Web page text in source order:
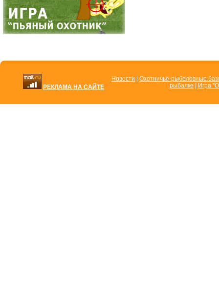
РЕКЛАМА НА САЙТЕ
Новости
Охотничье-рыболовные
рыбалке
Игра